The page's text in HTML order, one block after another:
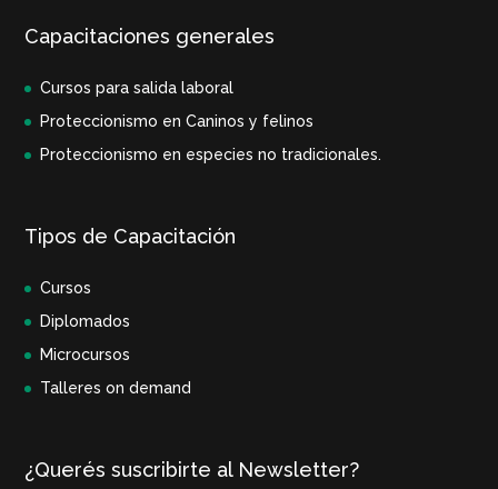
Capacitaciones generales
Cursos para salida laboral
Proteccionismo en Caninos y felinos
Proteccionismo en especies no tradicionales.
Tipos de Capacitación
Cursos
Diplomados
Microcursos
Talleres on demand
¿Querés suscribirte al Newsletter?